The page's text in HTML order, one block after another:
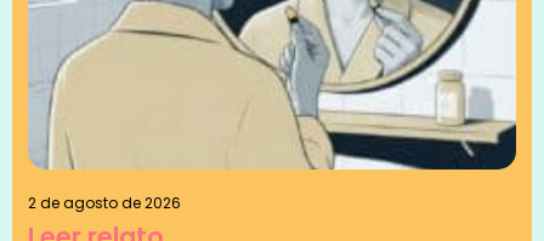
2 de agosto de 2026